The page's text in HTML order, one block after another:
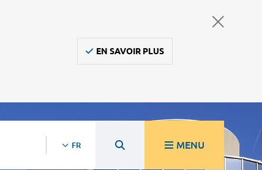
EN SAVOIR PLUS
FR MENU